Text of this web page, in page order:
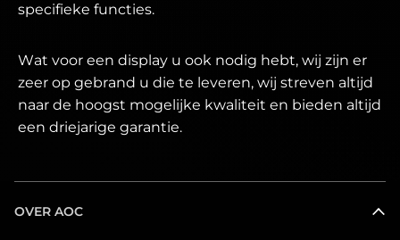
specifieke functies.
Wat voor een display u ook nodig hebt, wij zijn er
zeer op gebrand u die te leveren, wij streven altijd
naar de hoogst mogelijke kwaliteit en bieden altijd
een driejarige garantie.
OVER AOC